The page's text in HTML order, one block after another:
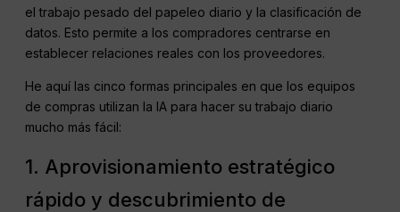
el trabajo pesado del papeleo diario y la clasificación de
datos. Esto permite a los compradores centrarse en
establecer relaciones reales con los proveedores.
He aquí las cinco formas principales en que los equipos
de compras utilizan la IA para hacer su trabajo diario
mucho más fácil:
1. Aprovisionamiento estratégico
rápido y descubrimiento de